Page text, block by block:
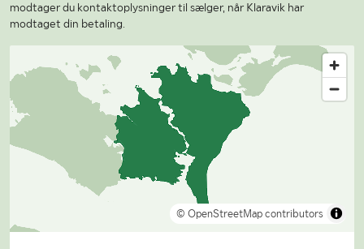
modtager du kontaktoplysninger til sælger, når Klaravik har
modtaget din betaling.
© OpenStreetMap contributors